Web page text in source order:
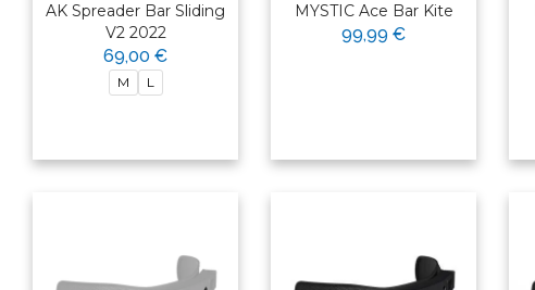
AK Spreader Bar Sliding
V2 2022
69,00 €
M L
MYSTIC Ace Bar Kite
99,99 €